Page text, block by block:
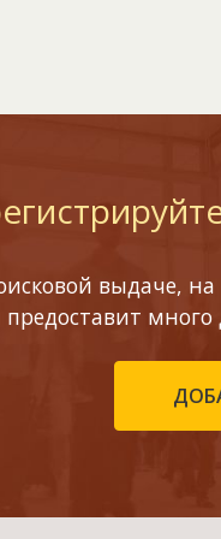
выдаче,
предоставит